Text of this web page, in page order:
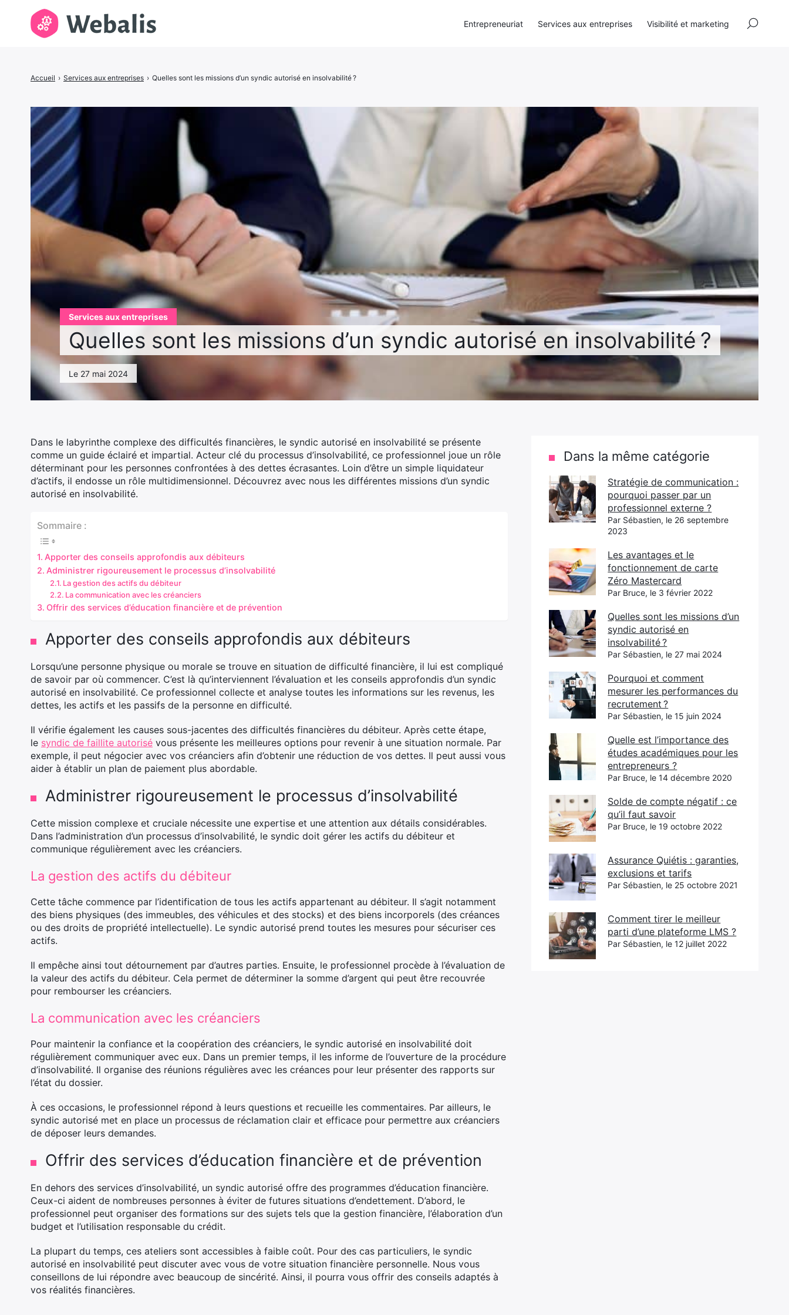
Services aux entreprises
Quelles sont les missions d’un syndic autorisé en insolvabilité ?
Le 27 mai 2024
Accueil › Services aux entreprises › Quelles sont les missions d’un syndic autorisé en insolvabilité ?
Dans le labyrinthe complexe des difficultés financières, le syndic autorisé en insolvabilité se présente
comme un guide éclairé et impartial. Acteur clé du processus d’insolvabilité, ce professionnel joue un rôle
déterminant pour les personnes confrontées à des dettes écrasantes. Loin d’être un simple liquidateur
d’actifs, il endosse un rôle multidimensionnel. Découvrez avec nous les différentes missions d’un syndic
autorisé en insolvabilité.
Sommaire :
Apporter des conseils approfondis aux débiteurs
Administrer rigoureusement le processus d’insolvabilité
La gestion des actifs du débiteur
La communication avec les créanciers
Offrir des services d’éducation financière et de prévention
Apporter des conseils approfondis aux débiteurs
Lorsqu’une personne physique ou morale se trouve en situation de difficulté financière, il lui est compliqué
de savoir par où commencer. C’est là qu’interviennent l’évaluation et les conseils approfondis d’un syndic
autorisé en insolvabilité. Ce professionnel collecte et analyse toutes les informations sur les revenus, les
dettes, les actifs et les passifs de la personne en difficulté.
Il vérifie également les causes sous-jacentes des difficultés financières du débiteur. Après cette étape,
le syndic de faillite autorisé vous présente les meilleures options pour revenir à une situation normale. Par
exemple, il peut négocier avec vos créanciers afin d’obtenir une réduction de vos dettes. Il peut aussi vous
aider à établir un plan de paiement plus abordable.
Administrer rigoureusement le processus d’insolvabilité
Cette mission complexe et cruciale nécessite une expertise et une attention aux détails considérables.
Dans l’administration d’un processus d’insolvabilité, le syndic doit gérer les actifs du débiteur et
communique régulièrement avec les créanciers.
La gestion des actifs du débiteur
Cette tâche commence par l’identification de tous les actifs appartenant au débiteur. Il s’agit notamment
des biens physiques (des immeubles, des véhicules et des stocks) et des biens incorporels (des créances
ou des droits de propriété intellectuelle). Le syndic autorisé prend toutes les mesures pour sécuriser ces
actifs.
Il empêche ainsi tout détournement par d’autres parties. Ensuite, le professionnel procède à l’évaluation de
la valeur des actifs du débiteur. Cela permet de déterminer la somme d’argent qui peut être recouvrée
pour rembourser les créanciers.
La communication avec les créanciers
Pour maintenir la confiance et la coopération des créanciers, le syndic autorisé en insolvabilité doit
régulièrement communiquer avec eux. Dans un premier temps, il les informe de l’ouverture de la procédure
d’insolvabilité. Il organise des réunions régulières avec les créances pour leur présenter des rapports sur
l’état du dossier.
À ces occasions, le professionnel répond à leurs questions et recueille les commentaires. Par ailleurs, le
syndic autorisé met en place un processus de réclamation clair et efficace pour permettre aux créanciers
de déposer leurs demandes.
Offrir des services d’éducation financière et de prévention
En dehors des services d’insolvabilité, un syndic autorisé offre des programmes d’éducation financière.
Ceux-ci aident de nombreuses personnes à éviter de futures situations d’endettement. D’abord, le
professionnel peut organiser des formations sur des sujets tels que la gestion financière, l’élaboration d’un
budget et l’utilisation responsable du crédit.
La plupart du temps, ces ateliers sont accessibles à faible coût. Pour des cas particuliers, le syndic
autorisé en insolvabilité peut discuter avec vous de votre situation financière personnelle. Nous vous
conseillons de lui répondre avec beaucoup de sincérité. Ainsi, il pourra vous offrir des conseils adaptés à
vos réalités financières.
Dans la même catégorie
Stratégie de communication :
pourquoi passer par un
professionnel externe ?
Par Sébastien, le 26 septembre
2023
Les avantages et le
fonctionnement de carte
Zéro Mastercard
Par Bruce, le 3 février 2022
Quelles sont les missions d’un
syndic autorisé en
insolvabilité ?
Par Sébastien, le 27 mai 2024
Pourquoi et comment
mesurer les performances du
recrutement ?
Par Sébastien, le 15 juin 2024
Quelle est l’importance des
études académiques pour les
entrepreneurs ?
Par Bruce, le 14 décembre 2020
Solde de compte négatif : ce
qu’il faut savoir
Par Bruce, le 19 octobre 2022
Assurance Quiétis : garanties,
exclusions et tarifs
Par Sébastien, le 25 octobre 2021
Comment tirer le meilleur
parti d’une plateforme LMS ?
Par Sébastien, le 12 juillet 2022
Entrepreneuriat Services aux entreprises Visibilité et marketing
×
Rechercher